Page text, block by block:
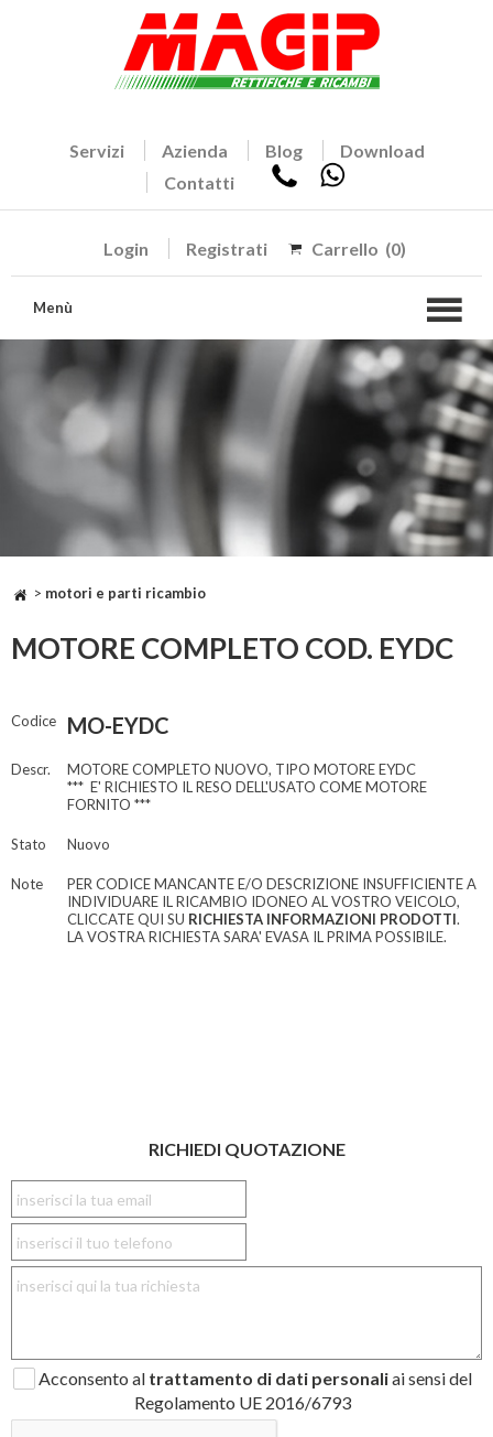
Servizi Azienda Blog
Download
Contatti
Login Registrati Carrello (0)
Menù
> motori e parti ricambio
MOTORE COMPLETO COD. EYDC
Codice MO-EYDC
Descr.
MOTORE COMPLETO NUOVO, TIPO MOTORE EYDC
*** E' RICHIESTO IL RESO DELL'USATO COME MOTORE
FORNITO ***
Stato Nuovo
Note
PER CODICE MANCANTE E/O DESCRIZIONE INSUFFICIENTE A
INDIVIDUARE IL RICAMBIO IDONEO AL VOSTRO VEICOLO,
CLICCATE QUI SU RICHIESTA INFORMAZIONI PRODOTTI.
LA VOSTRA RICHIESTA SARA' EVASA IL PRIMA POSSIBILE.
RICHIEDI QUOTAZIONE
Acconsento al trattamento di dati personaliai sensi del
Regolamento UE 2016/6793